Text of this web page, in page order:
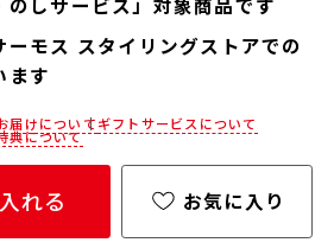
のしサービス」対象商品です
しを希望される場合は、商品を
「会員限定のし・ラッピング
ボタンからお手続きくださ
ス」には、手提げ袋やギフト
りません。手提げ袋やギフト
ーモス スタイリングストアでの
ます
ては、各店舗までお電話にて
届けについてギフトサービスについて
典について
れる お気に入り